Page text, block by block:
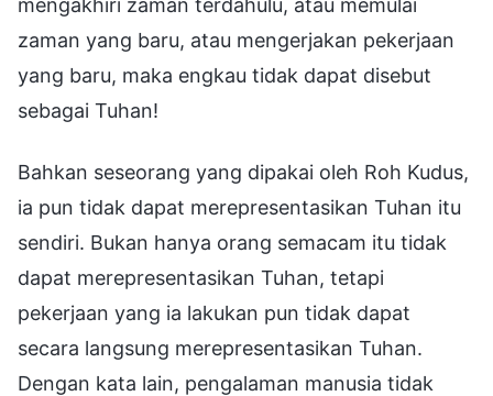
zaman yang baru, atau mengerjakan pekerjaan
yang baru, maka engkau tidak dapat disebut
sebagai Tuhan!
Bahkan seseorang yang dipakai oleh Roh Kudus,
ia pun tidak dapat merepresentasikan Tuhan itu
sendiri. Bukan hanya orang semacam itu tidak
dapat merepresentasikan Tuhan, tetapi
pekerjaan yang ia lakukan pun tidak dapat
secara langsung merepresentasikan Tuhan.
Dengan kata lain, pengalaman manusia tidak